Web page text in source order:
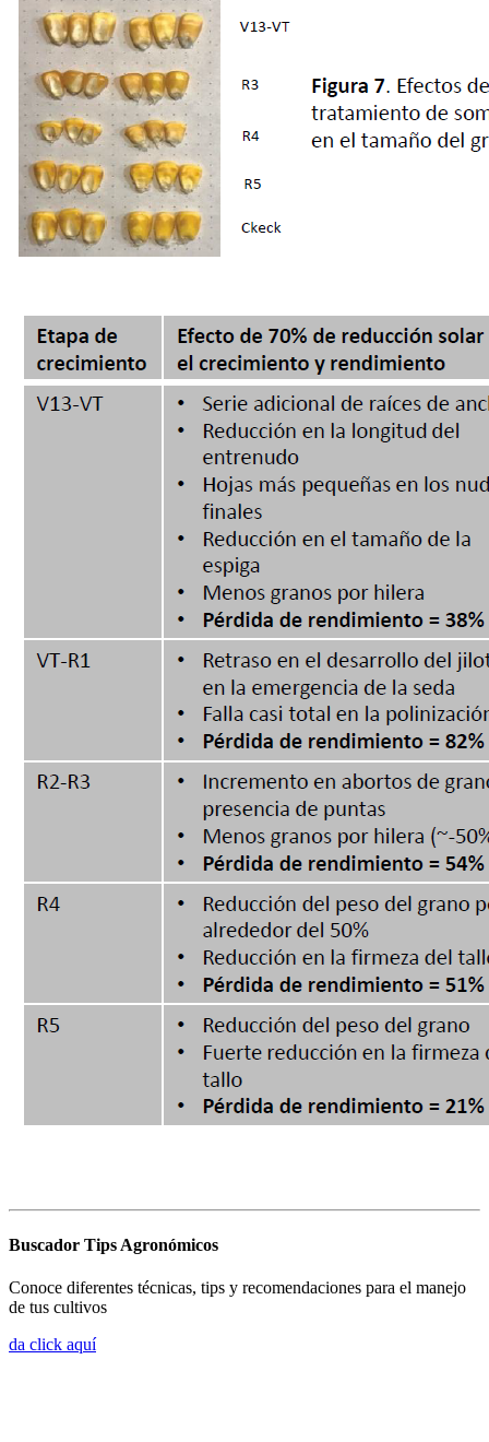
Buscador Tips Agronómicos
Conoce diferentes técnicas, tips y recomendaciones para el manejo
de tus cultivos
da click aquí